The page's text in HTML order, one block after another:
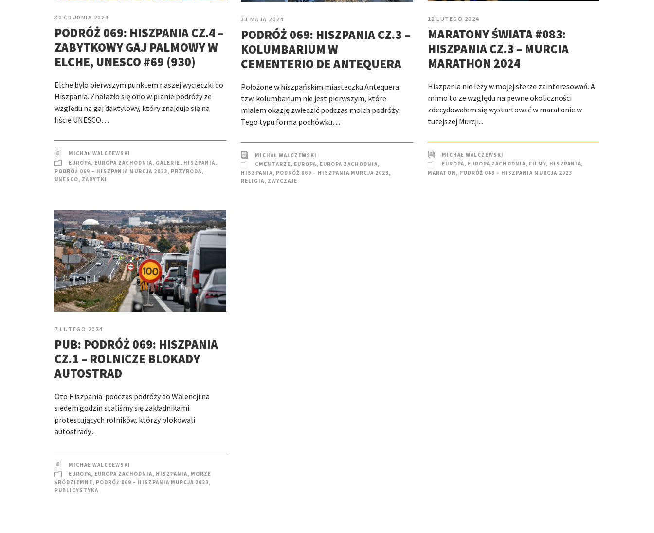
30 GRUDNIA 2024
PODRÓŻ 069: HISZPANIA CZ.4 –
ZABYTKOWY GAJ PALMOWY W
ELCHE, UNESCO #69 (930)
Elche było pierwszym punktem naszej wycieczki do
Hiszpania. Znalazło się ono w planie podróży ze
względu na gaj daktylowy, który znajduje się na
liście UNESCO…
MICHAŁ WALCZEWSKI
EUROPA, EUROPA ZACHODNIA, GALERIE, HISZPANIA,
PODRÓŻ 069 – HISZPANIA MURCJA 2023, PRZYRODA,
UNESCO, ZABYTKI
31 MAJA 2024
PODRÓŻ 069: HISZPANIA CZ.3 –
KOLUMBARIUM W
CEMENTERIO DE ANTEQUERA
Położone w hiszpańskim miasteczku Antequera
tzw. kolumbarium nie jest pierwszym, które
miałem okazję zwiedzić podczas moich podróży.
Tego typu forma pochówku…
MICHAŁ WALCZEWSKI
CMENTARZE, EUROPA, EUROPA ZACHODNIA,
HISZPANIA, PODRÓŻ 069 – HISZPANIA MURCJA 2023,
RELIGIA, ZWYCZAJE
12 LUTEGO 2024
MARATONY ŚWIATA #083:
HISZPANIA CZ.3 – MURCIA
MARATHON 2024
Hiszpania nie leży w mojej sferze zainteresowań. A
mimo to ze względu na pewne okoliczności
zdecydowałem się wystartować w maratonie w
tutejszej Murcji...
MICHAŁ WALCZEWSKI
EUROPA, EUROPA ZACHODNIA, FILMY, HISZPANIA,
MARATON , PODRÓŻ 069 – HISZPANIA MURCJA 2023
7 LUTEGO 2024
PUB: PODRÓŻ 069: HISZPANIA
CZ.1 – ROLNICZE BLOKADY
AUTOSTRAD
Oto Hiszpania: podczas podróży do Walencji na
siedem godzin staliśmy się zakładnikami
protestujących rolników, którzy blokowali
autostrady...
MICHAŁ WALCZEWSKI
EUROPA, EUROPA ZACHODNIA, HISZPANIA, MORZE
ŚRÓDZIEMNE, PODRÓŻ 069 – HISZPANIA MURCJA 2023,
PUBLICYSTYKA